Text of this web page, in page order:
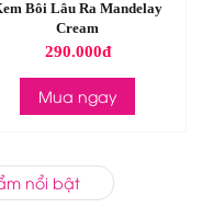
Bôi Lâu Ra Mandelay
Cream
290.000đ
Mua ngay
nổi bật